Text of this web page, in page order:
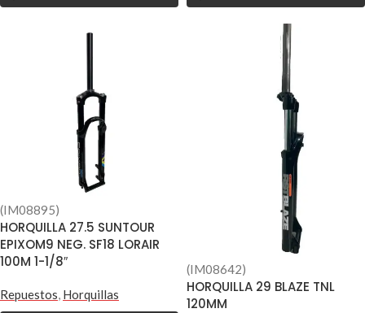
(IM08895)
HORQUILLA 27.5 SUNTOUR
EPIXOM9 NEG. SF18 LORAIR
100M 1-1/8″
Repuestos, Horquillas
(IM08642)
HORQUILLA 29 BLAZE TNL
120MM